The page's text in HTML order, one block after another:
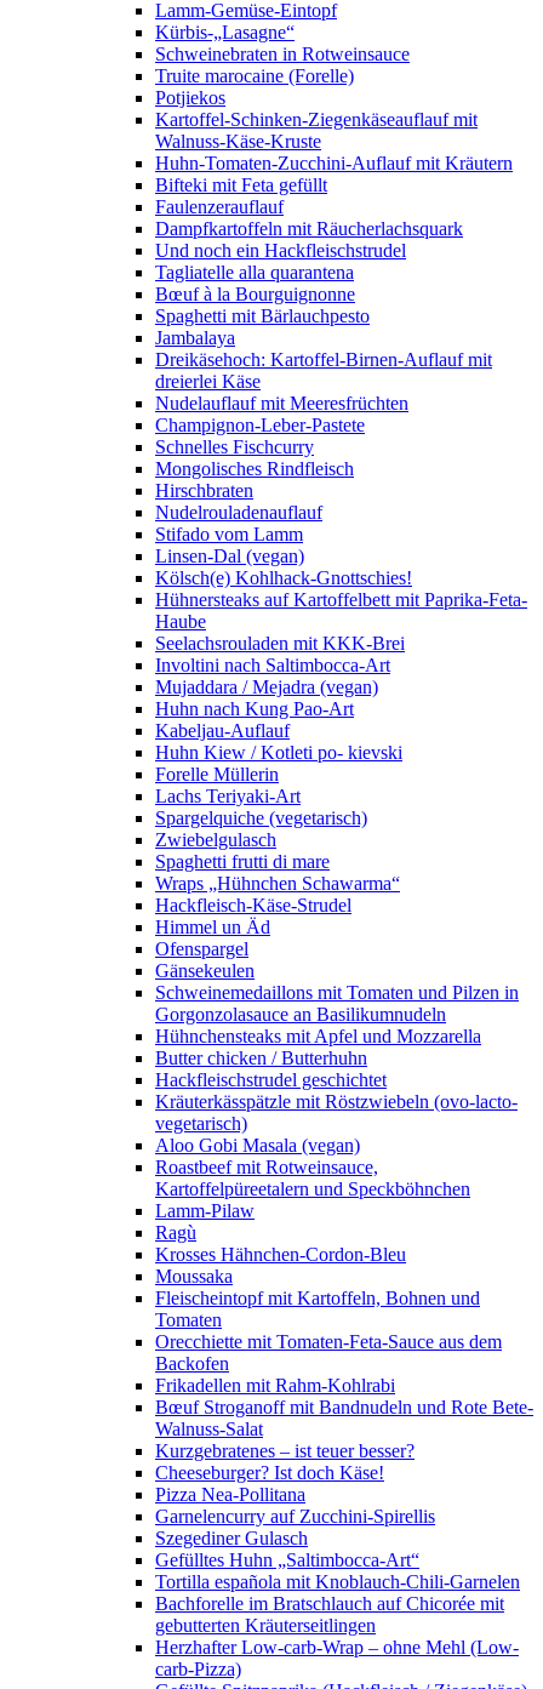
Lamm-Gemüse-Eintopf
Kürbis-„Lasagne“
Schweinebraten in Rotweinsauce
Truite marocaine (Forelle)
Potjiekos
Kartoffel-Schinken-Ziegenkäseauflauf mit
Walnuss-Käse-Kruste
Huhn-Tomaten-Zucchini-Auflauf mit Kräutern
Bifteki mit Feta gefüllt
Faulenzerauflauf
Dampfkartoffeln mit Räucherlachsquark
Und noch ein Hackfleischstrudel
Tagliatelle alla quarantena
Bœuf à la Bourguignonne
Spaghetti mit Bärlauchpesto
Jambalaya
Dreikäsehoch: Kartoffel-Birnen-Auflauf mit
dreierlei Käse
Nudelauflauf mit Meeresfrüchten
Champignon-Leber-Pastete
Schnelles Fischcurry
Mongolisches Rindfleisch
Hirschbraten
Nudelrouladenauflauf
Stifado vom Lamm
Linsen-Dal (vegan)
Kölsch(e) Kohlhack-Gnottschies!
Hühnersteaks auf Kartoffelbett mit Paprika-Feta-
Haube
Seelachsrouladen mit KKK-Brei
Involtini nach Saltimbocca-Art
Mujaddara / Mejadra (vegan)
Huhn nach Kung Pao-Art
Kabeljau-Auflauf
Huhn Kiew / Kotleti po- kievski
Forelle Müllerin
Lachs Teriyaki-Art
Spargelquiche (vegetarisch)
Zwiebelgulasch
Spaghetti frutti di mare
Wraps „Hühnchen Schawarma“
Hackfleisch-Käse-Strudel
Himmel un Äd
Ofenspargel
Gänsekeulen
Schweinemedaillons mit Tomaten und Pilzen in
Gorgonzolasauce an Basilikumnudeln
Hühnchensteaks mit Apfel und Mozzarella
Butter chicken / Butterhuhn
Hackfleischstrudel geschichtet
Kräuterkässpätzle mit Röstzwiebeln (ovo-lacto-
vegetarisch)
Aloo Gobi Masala (vegan)
Roastbeef mit Rotweinsauce,
Kartoffelpüreetalern und Speckböhnchen
Lamm-Pilaw
Ragù
Krosses Hähnchen-Cordon-Bleu
Moussaka
Fleischeintopf mit Kartoffeln, Bohnen und
Tomaten
Orecchiette mit Tomaten-Feta-Sauce aus dem
Backofen
Frikadellen mit Rahm-Kohlrabi
Bœuf Stroganoff mit Bandnudeln und Rote Bete-
Walnuss-Salat
Kurzgebratenes – ist teuer besser?
Cheeseburger? Ist doch Käse!
Pizza Nea-Pollitana
Garnelencurry auf Zucchini-Spirellis
Szegediner Gulasch
Gefülltes Huhn „Saltimbocca-Art“
Tortilla española mit Knoblauch-Chili-Garnelen
Bachforelle im Bratschlauch auf Chicorée mit
gebutterten Kräuterseitlingen
Herzhafter Low-carb-Wrap – ohne Mehl (Low-
carb-Pizza)